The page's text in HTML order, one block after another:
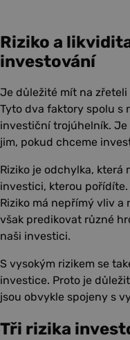
Riziko a
investování
Je důležité mít na
Tyto dva faktory spolu
investiční trojúhelník.
jim, pokud chceme
Riziko je odchylka,
investici, kterou
Riziko má nepřímý vliv
však predikovat různé
naši investici.
S vysokým rizikem se
investice. Proto je
jsou obvykle spojeny s
Tři rizika